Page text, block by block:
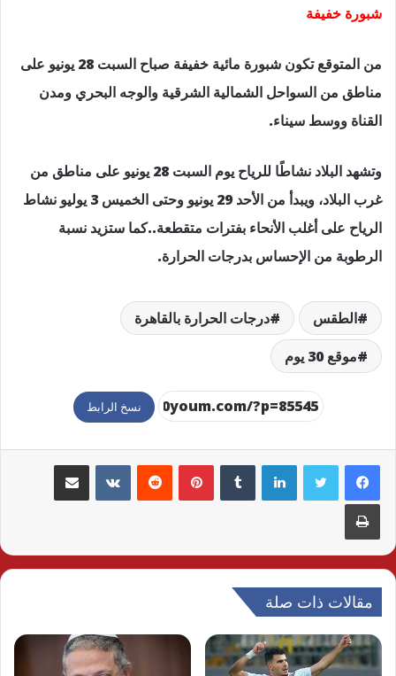
شبورة خفيفة
من المتوقع تكون شبورة مائية خفيفة صباح السبت 28 يونيو على
مناطق من السواحل الشمالية الشرقية والوجه البحري ومدن
القناة ووسط سيناء.
وتشهد البلاد نشاطًا للرياح يوم السبت 28 يونيو على مناطق من
غرب البلاد، ويبدأ من الأحد 29 يونيو وحتى الخميس 3 يوليو نشاط
الرياح على أغلب الأنحاء بفترات متقطعة..كما ستزيد نسبة
الرطوبة من الإحساس بدرجات الحرارة.
الطقس
درجات الحرارة بالقاهرة
موقع 30 يوم
نسخ الرابط
لينكدإن بينتيريست مشاركة عبر البريد
طباعة
مقالات ذات صلة